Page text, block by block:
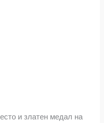
и златен медал на